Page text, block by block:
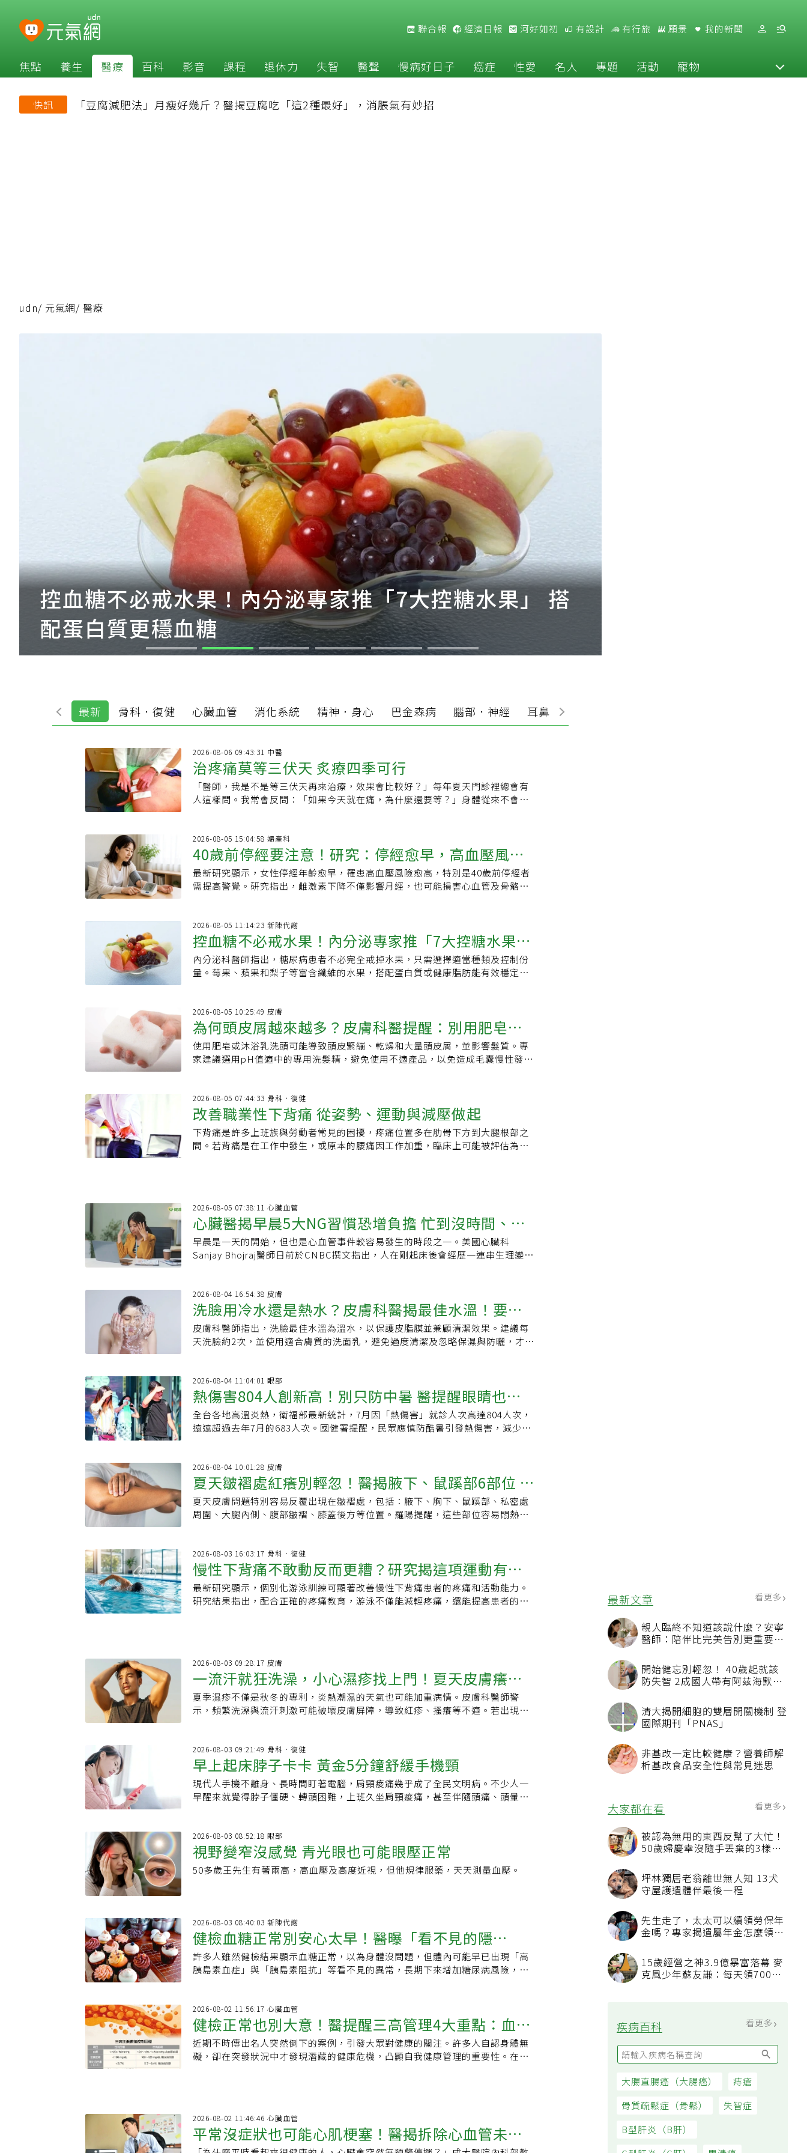
聯合報 經濟日報 河好如初 有設計 有行旅 願景 我的新聞
焦點 養生 醫療 百科 影音 課程 退休力 失智 醫聲 慢病好日子 癌症 性愛 名人 專題 活動 寵物
快訊 「豆腐減肥法」月瘦好幾斤？醫揭豆腐吃「這2種最好」，消脹氣有妙招
最新文章 看更多
親人臨終不知道該說什麼？安寧
醫師：陪伴比完美告別更重要，
開始健忘別輕忽！ 40歲起就該
防失智 2成國人帶有阿茲海默症
清大揭開細胞的雙層開關機制 登
國際期刊「PNAS」
非基改一定比較健康？營養師解
析基改食品安全性與常見迷思
大家都在看 看更多
被認為無用的東西反幫了大忙！
50歲婦慶幸沒隨手丟棄的3樣物
坪林獨居老翁離世無人知 13犬
守屋護遺體伴最後一程
先生走了，太太可以續領勞保年
金嗎？專家揭遺屬年金怎麼領，
15歲經營之神3.9億暴富落幕 麥
克風少年蘇友謙：每天領700元
疾病百科 看更多
大腸直腸癌（大腸癌）
痔瘡
骨質疏鬆症（骨鬆）
失智症
B型肝炎（B肝）
udn/ 元氣網/ 醫療
控血糖不必戒水果！內分泌專家推「7大控糖水果」 搭
配蛋白質更穩血糖
最新 骨科．復健 心臟血管 消化系統 精神．身心 巴金森病 腦部．神經 耳鼻喉
2026-08-06 09:43:31 中醫
治疼痛莫等三伏天 炙療四季可行
「醫師，我是不是等三伏天再來治療，效果會比較好？」每年夏天門診裡總會有
人這樣問。我常會反問：「如果今天就在痛，為什麼還要等？」身體從來不會因
2026-08-05 15:04:58 婦產科
40歲前停經要注意！研究：停經愈早，高血壓風險
恐增加
最新研究顯示，女性停經年齡愈早，罹患高血壓風險愈高，特別是40歲前停經者
需提高警覺。研究指出，雌激素下降不僅影響月經，也可能損害心血管及骨骼健
2026-08-05 11:14:23 新陳代謝
控血糖不必戒水果！內分泌專家推「7大控糖水果」
搭配蛋白質更穩血糖
內分泌科醫師指出，糖尿病患者不必完全戒掉水果，只需選擇適當種類及控制份
量。莓果、蘋果和梨子等富含纖維的水果，搭配蛋白質或健康脂肪能有效穩定血
2026-08-05 10:25:49 皮膚
為何頭皮屑越來越多？皮膚科醫提醒：別用肥皂、
沐浴乳洗頭
使用肥皂或沐浴乳洗頭可能導致頭皮緊繃、乾燥和大量頭皮屑，並影響髮質。專
家建議選用pH值適中的專用洗髮精，避免使用不適產品，以免造成毛囊慢性發炎
2026-08-05 07:44:33 骨科．復健
改善職業性下背痛 從姿勢、運動與減壓做起
下背痛是許多上班族與勞動者常見的困擾，疼痛位置多在肋骨下方到大腿根部之
間。若背痛是在工作中發生，或原本的腰痛因工作加重，臨床上可能被評估為
2026-08-05 07:38:11 心臟血管
心臟醫揭早晨5大NG習慣恐增負擔 忙到沒時間、早
餐吃甜食都上榜
早晨是一天的開始，但也是心血管事件較容易發生的時段之一。美國心臟科
Sanjay Bhojraj醫師日前於CNBC撰文指出，人在剛起床後會經歷一連串生理變
重要，若長期在早上攝取高糖、高油脂食物，或身體過度緊繃，則可能增加心血
管負擔。他也列出自己每天早上9點前絕不會做的5件事，提醒民眾從日常習慣著
手，守護心臟健康。
2026-08-04 16:54:38 皮膚
洗臉用冷水還是熱水？皮膚科醫揭最佳水溫！要不
要用洗面乳、洗臉NG習慣一次搞懂
皮膚科醫師指出，洗臉最佳水溫為溫水，以保護皮脂膜並兼顧清潔效果。建議每
天洗臉約2次，並使用適合膚質的洗面乳，避免過度清潔及忽略保濕與防曬，才能
2026-08-04 11:04:01 眼部
熱傷害804人創新高！別只防中暑 醫提醒眼睛也會
曬傷、半夜痛醒是警訊
全台各地高溫炎熱，衛福部最新統計，7月因「熱傷害」就診人次高達804人次，
遠遠超過去年7月的683人次。國健署提醒，民眾應慎防酷暑引發熱傷害，減少非
2026-08-04 10:01:28 皮膚
夏天皺褶處紅癢別輕忽！醫揭腋下、鼠蹊部6部位 濕
疹與黴菌感染風險高
夏天皮膚問題特別容易反覆出現在皺褶處，包括：腋下、胸下、鼠蹊部、私密處
周圍、大腿內側、腹部皺褶、膝蓋後方等位置。羅陽提醒，這些部位容易悶熱、
熱。羅陽表示，有些人會自行擦濕疹藥膏、止癢藥，短時間似乎有改善，但如果
真正原因是股癬或其他黴菌感染，擦錯藥反而可能讓症狀拖更久，甚至使範圍擴
大。 羅陽強調，濕疹和黴菌感染外觀看起來都可能造成紅癢，但g治療方向不
同，這類問題應由皮膚科判斷，不建議長期自行使用成藥；若是紅疹邊緣越來越
明顯、呈現環狀擴散，或合併脫屑、異味、刺痛，同一部位又反覆發作，建議就
產品或刺激性清潔用品，以免讓皮膚更加不適。 這些族群，夏天皮膚病易發作 羅
陽提醒，異位性皮膚炎、濕疹、過敏體質或敏感肌族群，夏天特
2026-08-03 16:03:17 骨科．復健
慢性下背痛不敢動反而更糟？研究揭這項運動有助
減痛、改善活動力
最新研究顯示，個別化游泳訓練可顯著改善慢性下背痛患者的疼痛和活動能力。
研究結果指出，配合正確的疼痛教育，游泳不僅能減輕疼痛，還能提高患者的信
2026-08-03 09:28:17 皮膚
一流汗就狂洗澡，小心濕疹找上門！夏天皮膚癢可
能是屏障受損警訊
夏季濕疹不僅是秋冬的專利，炎熱潮濕的天氣也可能加重病情。皮膚科醫師警
示，頻繁洗澡與流汗刺激可能破壞皮膚屏障，導致紅疹、搔癢等不適。若出現滲
2026-08-03 09:21:49 骨科．復健
早上起床脖子卡卡 黃金5分鐘舒緩手機頸
現代人手機不離身、長時間盯著電腦，肩頸痠痛幾乎成了全民文明病。不少人一
早醒來就覺得脖子僵硬、轉頭困難，上班久坐肩頸痠痛，甚至伴隨頭痛、頭暈、
2026-08-03 08:52:18 眼部
視野變窄沒感覺 青光眼也可能眼壓正常
50多歲王先生有著兩高，高血壓及高度近視，但他規律服藥，天天測量血壓。
2026-08-03 08:40:03 新陳代謝
健檢血糖正常別安心太早！醫曝「看不見的隱
患」：失智、糖尿病風險大增
許多人雖然健檢結果顯示血糖正常，以為身體沒問題，但體內可能早已出現「高
胰島素血症」與「胰島素阻抗」等看不見的異常，長期下來增加糖尿病風險，也
2026-08-02 11:56:17 心臟血管
健檢正常也別大意！醫提醒三高管理4大重點：血
壓、血脂、血糖都要長期追蹤
近期不時傳出名人突然倒下的案例，引發大眾對健康的關注。許多人自認身體無
礙，卻在突發狀況中才發現潛藏的健康危機，凸顯自我健康管理的重要性。在眾
2026-08-02 11:46:46 心臟血管
平常沒症狀也可能心肌梗塞！醫揭拆除心血管未爆